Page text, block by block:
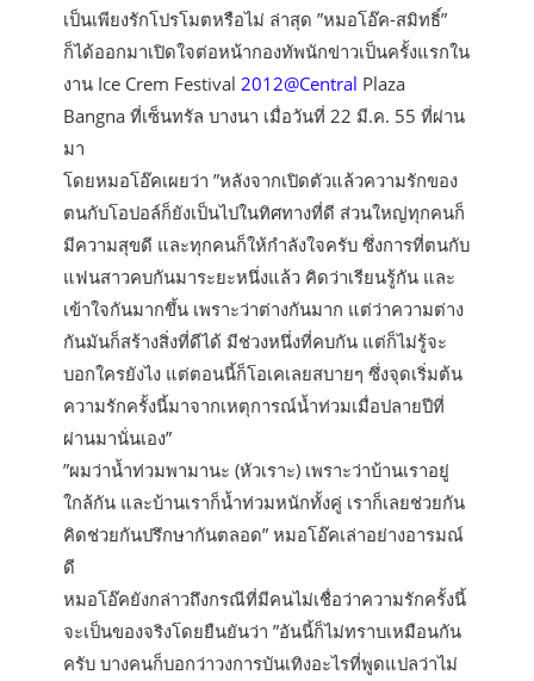
เป็นเพียงรักโปรโมตหรือไม่ ล่าสุด ”หมอโอ๊ค-สมิทธิ์”
ก็ได้ออกมาเปิดใจต่อหน้ากองทัพนักข่าวเป็นครั้งแรกใน
งาน Ice Crem Festival 2012@Central Plaza
Bangna ที่เซ็นทรัล บางนา เมื่อวันที่ 22 มี.ค. 55 ที่ผ่าน
มา
โดยหมอโอ๊คเผยว่า ”หลังจากเปิดตัวแล้วความรักของ
ตนกับโอปอล์ก็ยังเป็นไปในทิศทางที่ดี ส่วนใหญ่ทุกคนก็
มีความสุขดี และทุกคนก็ให้กำลังใจครับ ซึ่งการที่ตนกับ
แฟนสาวคบกันมาระยะหนึ่งแล้ว คิดว่าเรียนรู้กัน และ
เข้าใจกันมากขึ้น เพราะว่าต่างกันมาก แต่ว่าความต่าง
กันมันก็สร้างสิ่งที่ดีได้ มีช่วงหนึ่งที่คบกัน แต่ก็ไม่รู้จะ
บอกใครยังไง แต่ตอนนี้ก็โอเคเลยสบายๆ ซึ่งจุดเริ่มต้น
ความรักครั้งนี้มาจากเหตุการณ์น้ำท่วมเมื่อปลายปีที่
ผ่านมานั่นเอง”
”ผมว่าน้ำท่วมพามานะ (หัวเราะ) เพราะว่าบ้านเราอยู่
ใกล้กัน และบ้านเราก็น้ำท่วมหนักทั้งคู่ เราก็เลยช่วยกัน
คิดช่วยกันปรึกษากันตลอด” หมอโอ๊คเล่าอย่างอารมณ์
ดี
หมอโอ๊คยังกล่าวถึงกรณีที่มีคนไม่เชื่อว่าความรักครั้งนี้
จะเป็นของจริงโดยยืนยันว่า ”อันนี้ก็ไม่ทราบเหมือนกัน
ครับ บางคนก็บอกว่าวงการบันเทิงอะไรที่พูดแปลว่าไม่